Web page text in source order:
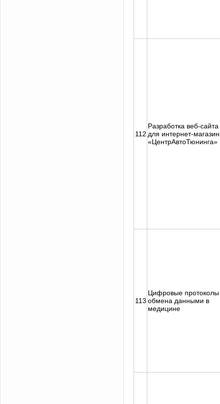
112
Разработка веб-сайта
для интернет-
«ЦентрАвтоТюнинга»
113
Цифровые протоколы
обмена данными в
медицине